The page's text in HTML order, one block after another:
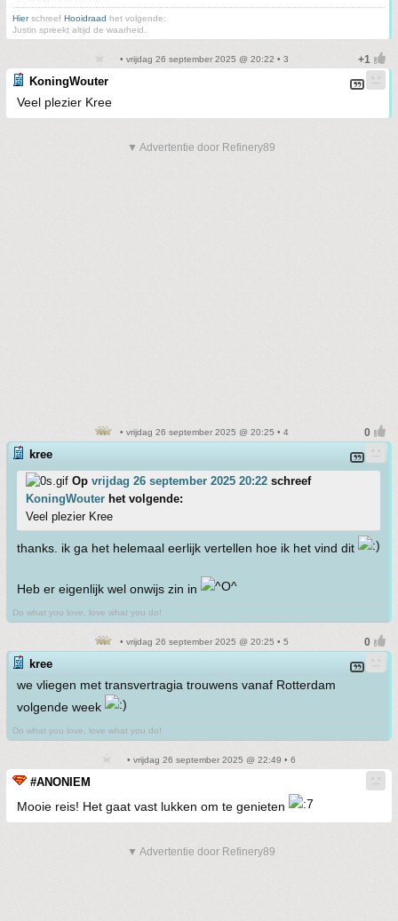
Hierschreef Hooidraad het volgende:
Justin spreekt altijd de waarheid.
• vrijdag 26 september 2025 @ 20:22 • 3
KoningWouter
Veel plezier Kree
▼ Advertentie door Refinery89
• vrijdag 26 september 2025 @ 20:25 • 4
kree
Op vrijdag 26 september 2025 20:22 schreef
KoningWouter het volgende:
Veel plezier Kree
thanks. ik ga het helemaal eerlijk vertellen hoe ik het vind dit
Heb er eigenlijk wel onwijs zin in
Do what you love, love what you do!
• vrijdag 26 september 2025 @ 20:25 • 5
kree
we vliegen met transvertragia trouwens vanaf Rotterdam
volgende week
Do what you love, love what you do!
• vrijdag 26 september 2025 @ 22:49 • 6
#ANONIEM
Mooie reis! Het gaat vast lukken om te genieten
▼ Advertentie door Refinery89